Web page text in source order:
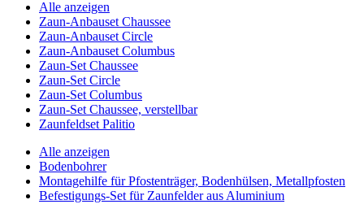
Alle anzeigen
Zaun-Anbauset Chaussee
Zaun-Anbauset Circle
Zaun-Anbauset Columbus
Zaun-Set Chaussee
Zaun-Set Circle
Zaun-Set Columbus
Zaun-Set Chaussee, verstellbar
Zaunfeldset Palitio
Alle anzeigen
Bodenbohrer
Montagehilfe für Pfostenträger, Bodenhülsen, Metallpfosten
Befestigungs-Set für Zaunfelder aus Aluminium